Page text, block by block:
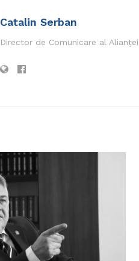
Catalin Serban
Director de Comunicare al